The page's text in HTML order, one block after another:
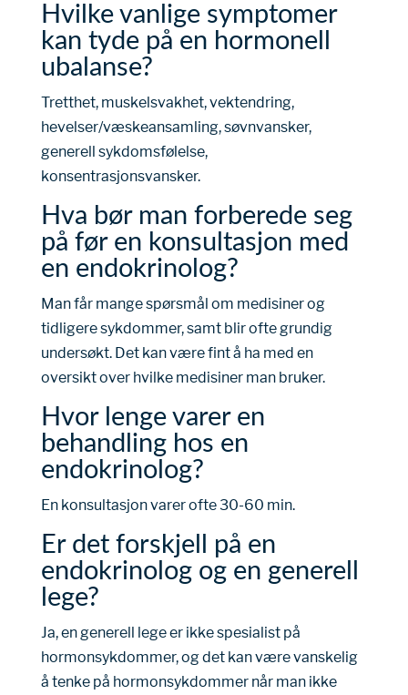
Hvilke vanlige symptomer
kan tyde på en hormonell
ubalanse?
Tretthet, muskelsvakhet, vektendring,
hevelser/væskeansamling, søvnvansker,
generell sykdomsfølelse,
konsentrasjonsvansker.
Hva bør man forberede seg
på før en konsultasjon med
en endokrinolog?
Man får mange spørsmål om medisiner og
tidligere sykdommer, samt blir ofte grundig
undersøkt. Det kan være fint å ha med en
oversikt over hvilke medisiner man bruker.
Hvor lenge varer en
behandling hos en
endokrinolog?
En konsultasjon varer ofte 30-60 min.
Er det forskjell på en
endokrinolog og en generell
lege?
Ja, en generell lege er ikke spesialist på
hormonsykdommer, og det kan være vanskelig
å tenke på hormonsykdommer når man ikke